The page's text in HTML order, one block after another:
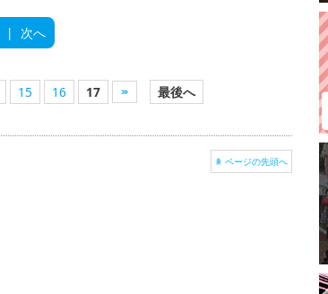
| 次へ
15 16 17 最後へ
ページの先頭へ